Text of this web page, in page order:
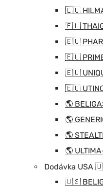
🇪🇺
🇪🇺
🇪🇺
🇪🇺
🇪🇺
🇪🇺
🌎
🌎
🌎
🌎
Dodávka USA
🇺🇸